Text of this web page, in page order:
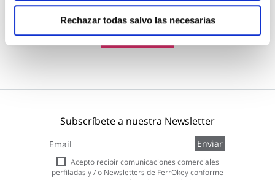
Rechazar todas salvo las necesarias
34,45 €
Añadir al carrito
Subscríbete a nuestra Newsletter
a
nuestro
boletín
Enviar
Acepto recibir comunicaciones comerciales
perfiladas y / o Newsletters de FerrOkey conforme